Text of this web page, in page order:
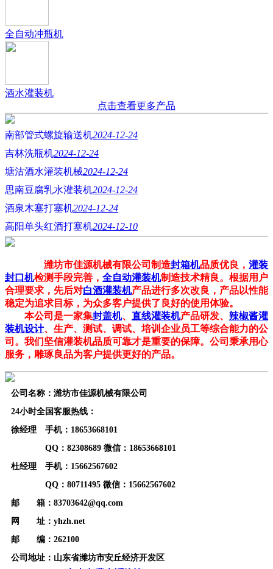
全自动冲瓶机
酒水灌装机
点击查看更多产品
南部管式螺旋输送机2024-12-24
吉林洗瓶机2024-12-24
塘沽酒水灌装机械2024-12-24
思南豆腐乳水灌装机2024-12-24
酒泉木塞打塞机2024-12-24
高阳单头红酒打塞机2024-12-10
潍坊市佳源机械有限公司制造封箱机品质优良， 灌装
封口机检测手段完善， 全自动灌装机制造技术精良。根据用户
合理要求，先后对白酒灌装机产品进行多次改良，产品以性能
稳定为追求目标，为众多客户提供了良好的使用体验。
本公司是一家集封盖机、 直线灌装机产品研发、 辣椒酱灌
装机设计、生产、测试、调试、培训企业员工等综合能力的公
司。我们坚信灌装机品质可靠才是重要的保障。公司秉承用心
服务，雕琢良品为客户提供更好的产品。
公司名称：潍坊市佳源机械有限公司
24小时全国客服热线：
徐经理 手机：18653668101
QQ：82308689 微信：18653668101
杜经理 手机：15662567602
QQ：80711495 微信：15662567602
邮 箱：83703642@qq.com
网 址：yhzh.net
邮 编：262100
公司地址：山东省潍坊市安丘经济开发区